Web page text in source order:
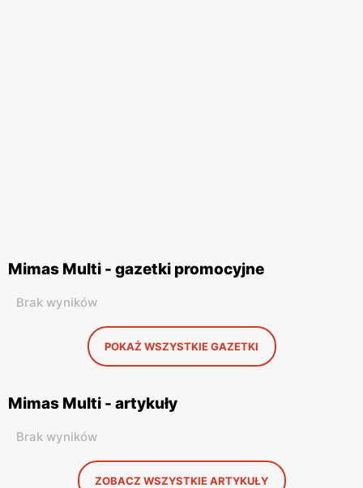
Mimas Multi - gazetki promocyjne
Brak wyników
POKAŻ WSZYSTKIE GAZETKI
Mimas Multi - artykuły
Brak wyników
ZOBACZ WSZYSTKIE ARTYKUŁY